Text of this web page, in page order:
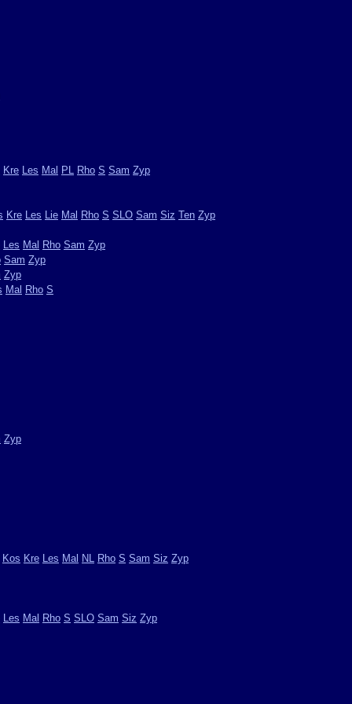
Kre Les Mal PL Rho S Sam Zyp
Kre Les Lie Mal Rho S SLO Sam Siz Ten Zyp
Les Mal Rho Sam Zyp
Sam Zyp
Zyp
Mal Rho S
Zyp
Kos Kre Les Mal NL Rho S Sam Siz Zyp
Les Mal Rho S SLO Sam Siz Zyp